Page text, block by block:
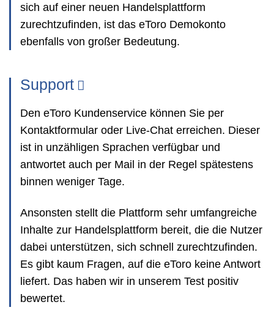
sich auf einer neuen Handelsplattform
zurechtzufinden, ist das eToro Demokonto
ebenfalls von großer Bedeutung.
Support
Den eToro Kundenservice können Sie per
Kontaktformular oder Live-Chat erreichen. Dieser
ist in unzähligen Sprachen verfügbar und
antwortet auch per Mail in der Regel spätestens
binnen weniger Tage.
Ansonsten stellt die Plattform sehr umfangreiche
Inhalte zur Handelsplattform bereit, die die Nutzer
dabei unterstützen, sich schnell zurechtzufinden.
Es gibt kaum Fragen, auf die eToro keine Antwort
liefert. Das haben wir in unserem Test positiv
bewertet.